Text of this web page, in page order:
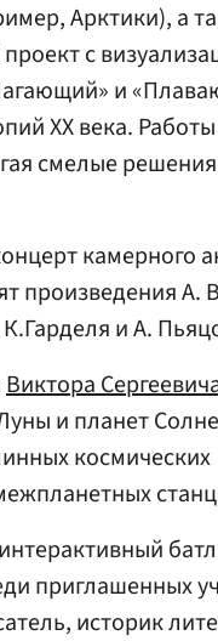
Арктики), а
с
и
ХХ века.
смелые
камерного
произведения А.
и А.
Виктора
и планет
космических
приглашенных
историк